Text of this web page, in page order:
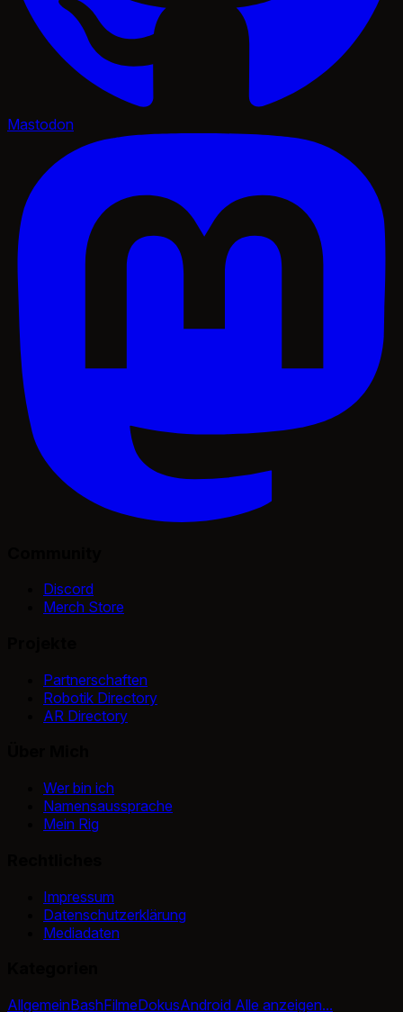
Mastodon
Discord
Merch Store
Partnerschaften
Robotik Directory
AR Directory
Wer bin ich
Namensaussprache
Mein Rig
Impressum
Datenschutzerklärung
Mediadaten
AllgemeinBashFilmeDokusAndroid Alle anzeigen...